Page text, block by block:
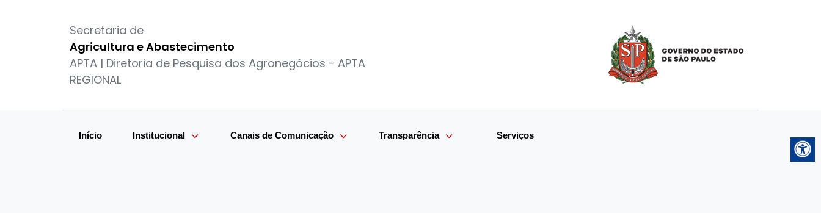
Secretaria de
Agricultura e Abastecimento
APTA | Diretoria de Pesquisa dos Agronegócios - APTA
REGIONAL
Início Institucional Canais de Comunicação Transparência Serviços